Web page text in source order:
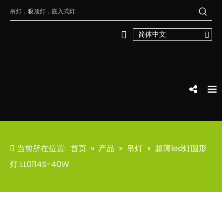
简体中文
当前所在位置: 首页 » 产品 » 吊灯 » 超薄led灯圆形
灯 LL0114S-40W